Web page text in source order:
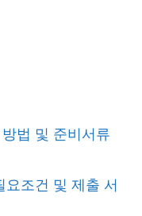
법 및 준비서류
조건 및 제출 서